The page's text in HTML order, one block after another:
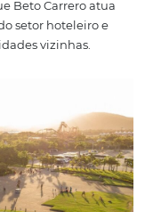
aumento na
muitos
melhorias e
disso, essa
unidades
de serviços e a